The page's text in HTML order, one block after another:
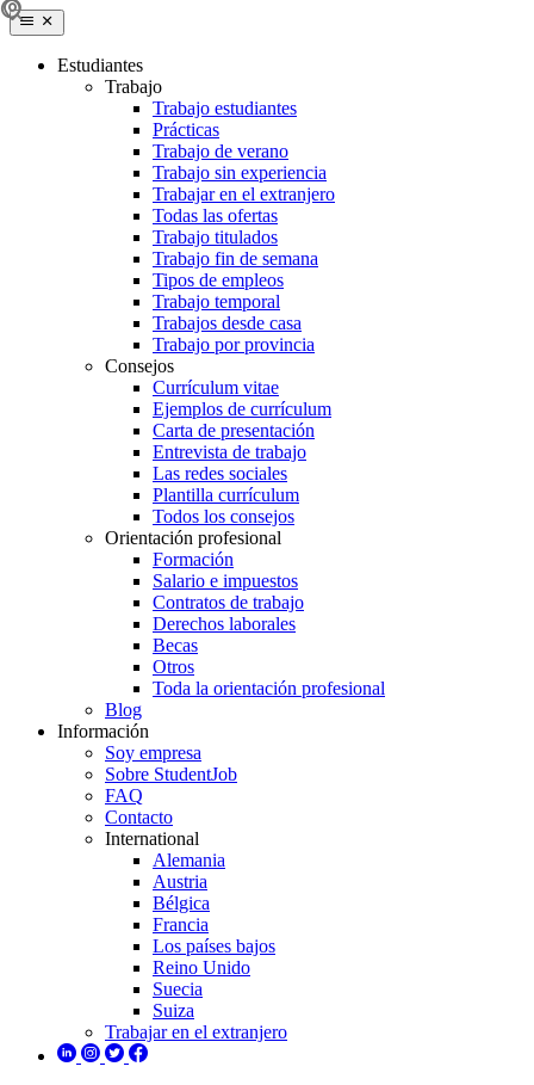
Estudiantes
Trabajo
Trabajo estudiantes
Prácticas
Trabajo de verano
Trabajo sin experiencia
Trabajar en el extranjero
Todas las ofertas
Trabajo titulados
Trabajo fin de semana
Tipos de empleos
Trabajo temporal
Trabajos desde casa
Trabajo por provincia
Consejos
Currículum vitae
Ejemplos de currículum
Carta de presentación
Entrevista de trabajo
Las redes sociales
Plantilla currículum
Todos los consejos
Orientación profesional
Formación
Salario e impuestos
Contratos de trabajo
Derechos laborales
Becas
Otros
Toda la orientación profesional
Blog
Información
Soy empresa
Sobre StudentJob
FAQ
Contacto
International
Alemania
Austria
Bélgica
Francia
Los países bajos
Reino Unido
Suecia
Suiza
Trabajar en el extranjero